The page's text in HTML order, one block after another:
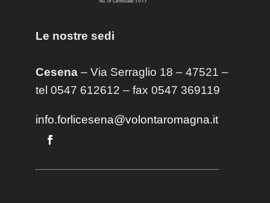
Le nostre sedi
Cesena– Via Serraglio 18 – 47521 –
tel 0547 612612 – fax 0547 369119
info.forlicesena@volontaromagna.it